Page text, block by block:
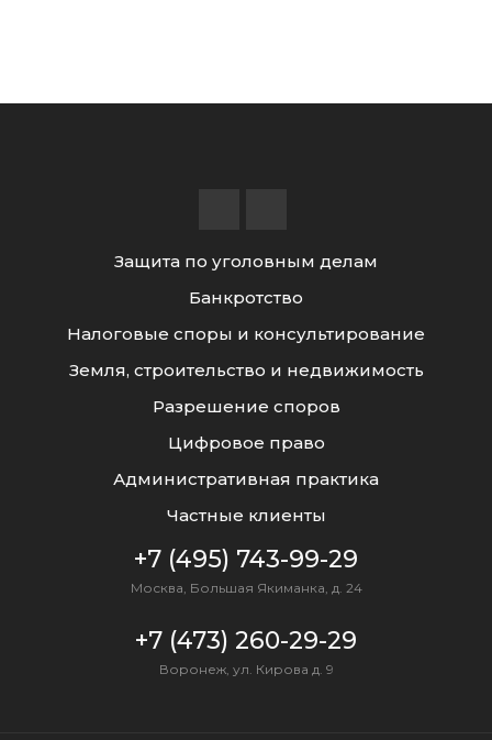
Защита по уголовным делам
Банкротство
Налоговые споры и консультирование
Земля, строительство и недвижимость
Разрешение споров
Цифровое право
Административная практика
Частные клиенты
+7 (495) 743-99-29
Москва, Большая Якиманка, д. 24
+7 (473) 260-29-29
Воронеж, ул. Кирова д. 9